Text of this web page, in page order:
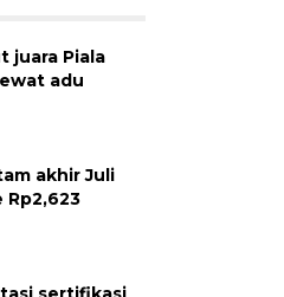
juara Piala
adu
akhir Juli
Rp2,623